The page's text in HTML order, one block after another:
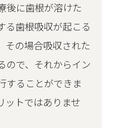
後に歯根が溶けた
る歯根吸収が起こる
その場合吸収された
ので、それからイン
することができま
ットではありませ